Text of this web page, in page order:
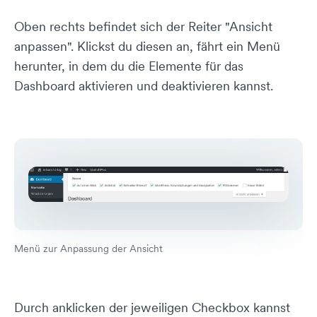
Oben rechts befindet sich der Reiter "Ansicht
anpassen". Klickst du diesen an, fährt ein Menü
herunter, in dem du die Elemente für das
Dashboard aktivieren und deaktivieren kannst.
Menü zur Anpassung der Ansicht
Durch anklicken der jeweiligen Checkbox kannst